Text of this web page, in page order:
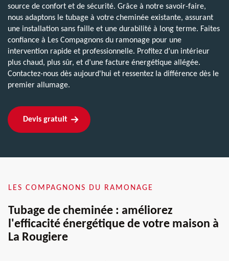
source de confort et de sécurité. Grâce à notre savoir-faire,
nous adaptons le tubage à votre cheminée existante, assurant
une installation sans faille et une durabilité à long terme. Faites
confiance à Les Compagnons du ramonage pour une
intervention rapide et professionnelle. Profitez d’un intérieur
plus chaud, plus sûr, et d’une facture énergétique allégée.
Contactez-nous dès aujourd'hui et ressentez la différence dès le
premier allumage.
Devis gratuit
LES COMPAGNONS DU RAMONAGE
Tubage de cheminée : améliorez
l'efficacité énergétique de votre maison à
La Rougiere